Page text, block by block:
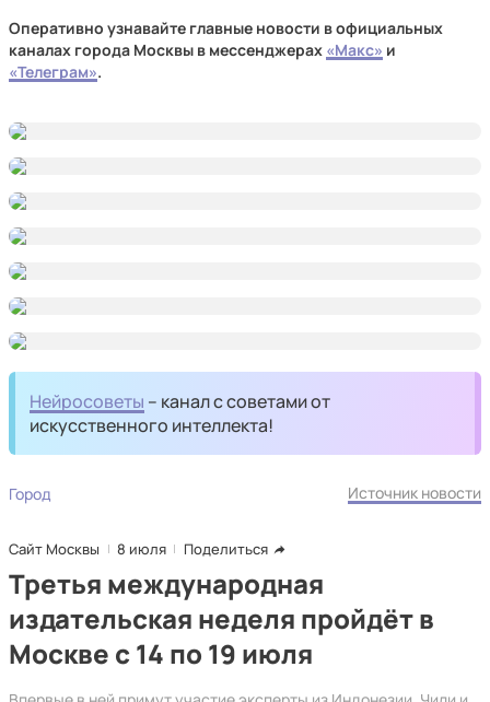
Оперативно узнавайте главные новости в официальных
каналах города Москвы в мессенджерах «Макс» и
«Телеграм».
Нейросоветы – канал с советами от
искусственного интеллекта!
Город Источник новости
Сайт Москвы 8 июля Поделиться
Третья международная
издательская неделя пройдёт в
Москве с 14 по 19 июля